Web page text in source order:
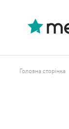
Головна сторінка